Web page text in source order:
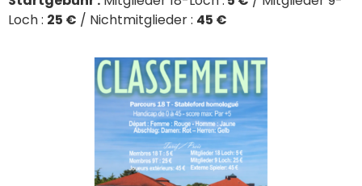
Loch : 25 € / Nichtmitglieder : 45 €